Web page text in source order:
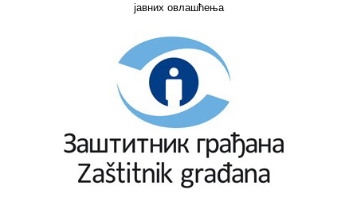
јавних овлашћења